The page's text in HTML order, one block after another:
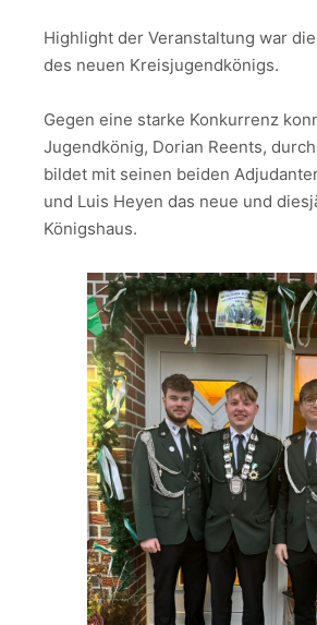
Highlight der Veranstaltung war
des neuen Kreisjugendkönigs.
Gegen eine starke Konkurrenz
Jugendkönig, Dorian Reents,
bildet mit seinen beiden
und Luis Heyen das neue und
Königshaus.